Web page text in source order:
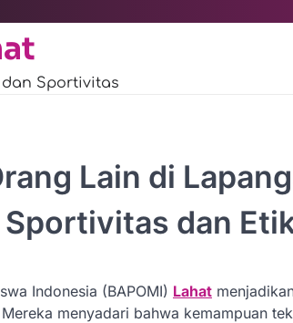
Sportivitas
Lain di
Sportivitas dan
Indonesia (BAPOMI) Lahat
menyadari bahwa kemampuan